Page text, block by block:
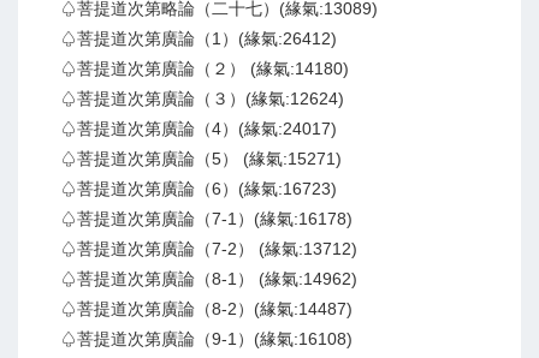
♤菩提道次第略論（二十七）(緣氣:13089)
♤菩提道次第廣論（1）(緣氣:26412)
♤菩提道次第廣論（２） (緣氣:14180)
♤菩提道次第廣論（３）(緣氣:12624)
♤菩提道次第廣論（4）(緣氣:24017)
♤菩提道次第廣論（5） (緣氣:15271)
♤菩提道次第廣論（6）(緣氣:16723)
♤菩提道次第廣論（7-1）(緣氣:16178)
♤菩提道次第廣論（7-2） (緣氣:13712)
♤菩提道次第廣論（8-1） (緣氣:14962)
♤菩提道次第廣論（8-2）(緣氣:14487)
♤菩提道次第廣論（9-1）(緣氣:16108)